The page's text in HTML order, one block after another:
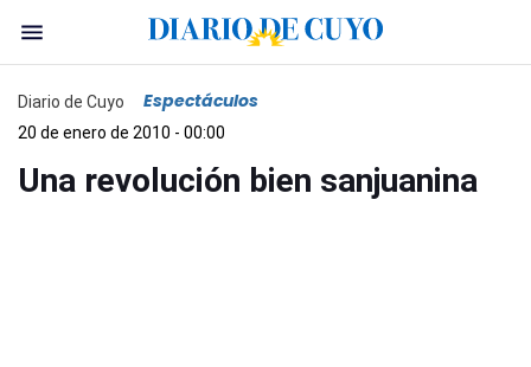
Diario de Cuyo Espectáculos
20 de enero de 2010 - 00:00
Una revolución bien sanjuanina